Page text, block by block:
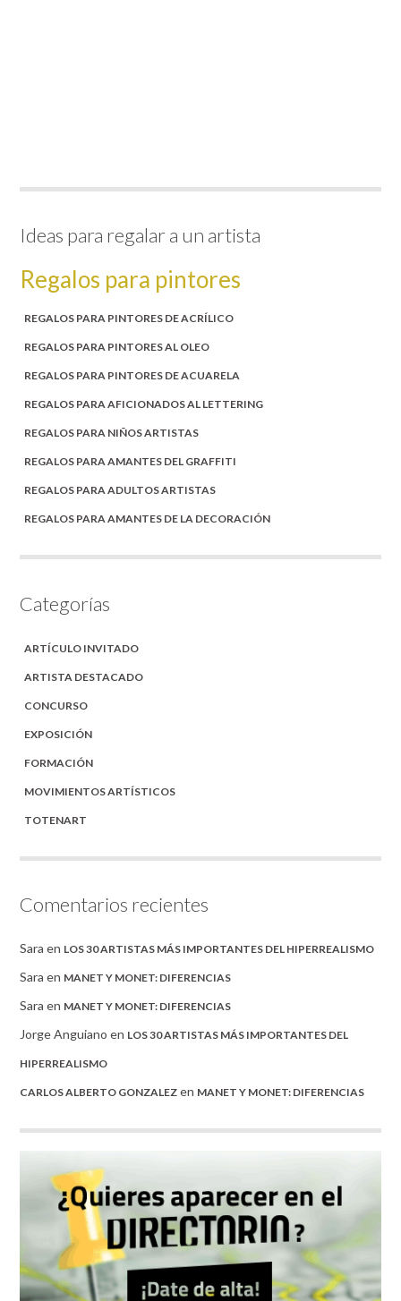
Ideas para regalar a un artista
Regalos para pintores
REGALOS PARA PINTORES DE ACRÍLICO
REGALOS PARA PINTORES AL OLEO
REGALOS PARA PINTORES DE ACUARELA
REGALOS PARA AFICIONADOS AL LETTERING
REGALOS PARA NIÑOS ARTISTAS
REGALOS PARA AMANTES DEL GRAFFITI
REGALOS PARA ADULTOS ARTISTAS
REGALOS PARA AMANTES DE LA DECORACIÓN
Categorías
ARTÍCULO INVITADO
ARTISTA DESTACADO
CONCURSO
EXPOSICIÓN
FORMACIÓN
MOVIMIENTOS ARTÍSTICOS
TOTENART
Comentarios recientes
Sara en LOS 30 ARTISTAS MÁS IMPORTANTES DEL HIPERREALISMO
Sara en MANET Y MONET: DIFERENCIAS
Sara en MANET Y MONET: DIFERENCIAS
Jorge Anguiano en LOS 30 ARTISTAS MÁS IMPORTANTES DEL
HIPERREALISMO
CARLOS ALBERTO GONZALEZ en MANET Y MONET: DIFERENCIAS